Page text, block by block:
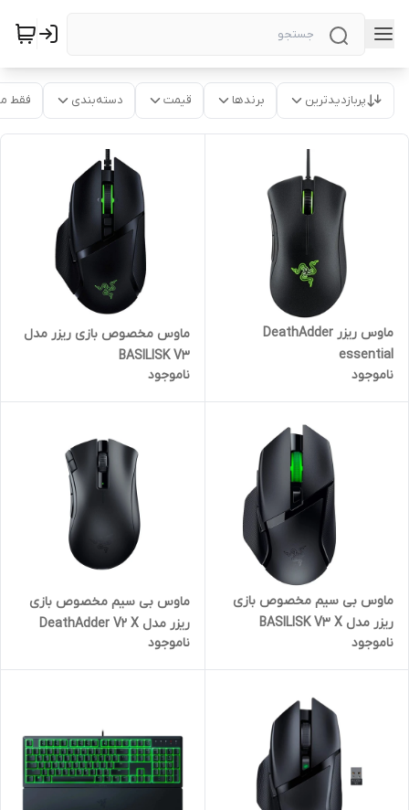
پربازدیدترین برندها قیمت دسته‌بندی فقط
ماوس ریزر DeathAdder
essential
ناموجود
ماوس مخصوص بازی ریزر مدل
BASILISK V3
ناموجود
ماوس بی سیم مخصوص بازی
ریزر مدل BASILISK V3 X
HYPERSPEED
ناموجود
ماوس بی سیم مخصوص بازی
ریزر مدل DeathAdder V2 X
HyperSpeed
ناموجود